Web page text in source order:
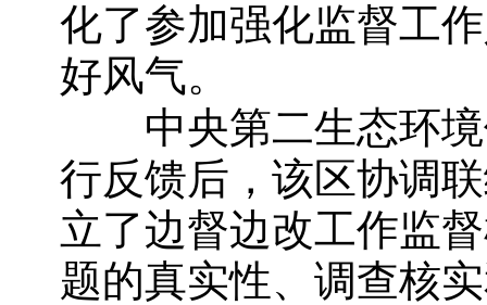
化了参加强化监督工
好风气。
中央第二生态环境
行反馈后，该区协调
立了边督边改工作监
题的真实性、调查核